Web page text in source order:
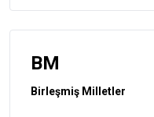
BM
Birleşmiş Milletler